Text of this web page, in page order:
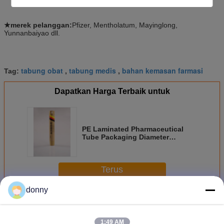
★merek pelanggan:Pfizer, Mentholatum, Mayinglong,
Yunnanbaiyao dll.
Tag: tabung obat , tabung medis , bahan kemasan farmasi
Dapatkan Harga Terbaik untuk
PE Laminated Pharmaceutical
Tube Packaging Diameter
Terus
Lebih Kemasan Tabung Farmasi
donny
1:49 AM